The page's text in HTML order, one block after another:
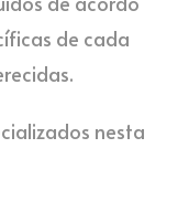
de cada
nesta